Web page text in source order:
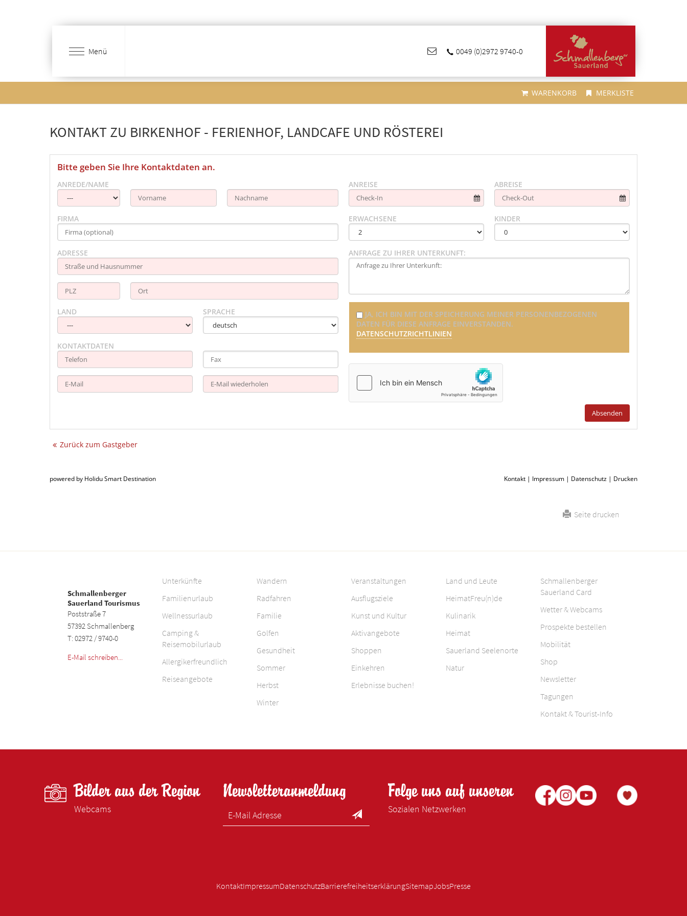
Menü 0049 (0)2972 9740-0
WARENKORB MERKLISTE
KONTAKT ZU BIRKENHOF - FERIENHOF, LANDCAFE UND RÖSTEREI
Bitte geben Sie Ihre Kontaktdaten an.
ANREDE/NAME
FIRMA
ADRESSE
LAND SPRACHE
KONTAKTDATEN
ANREISE ABREISE
ERWACHSENE KINDER
ANFRAGE ZU IHRER UNTERKUNFT:
JA, ICH BIN MIT DER SPEICHERUNG MEINER PERSONENBEZOGENEN
DATEN FÜR DIESE ANFRAGE EINVERSTANDEN.
DATENSCHUTZRICHTLINIEN
Zurück zum Gastgeber
Kontakt | Impressum | Datenschutz | Drucken
powered by Holidu Smart Destination
Seite drucken
Schmallenberger
Sauerland Tourismus
Poststraße 7
57392 Schmallenberg
T: 02972 / 9740-0
E-Mail schreiben...
Unterkünfte
Familienurlaub
Wellnessurlaub
Camping &
Reisemobilurlaub
Allergikerfreundlich
Reiseangebote
Wandern
Radfahren
Familie
Golfen
Gesundheit
Sommer
Herbst
Winter
Veranstaltungen
Ausflugsziele
Kunst und Kultur
Aktivangebote
Shoppen
Einkehren
Erlebnisse buchen!
Land und Leute
HeimatFreu(n)de
Kulinarik
Heimat
Sauerland Seelenorte
Natur
Schmallenberger
Sauerland Card
Wetter & Webcams
Prospekte bestellen
Mobilität
Shop
Newsletter
Tagungen
Kontakt & Tourist-Info
Bilder aus der Region
Webcams
Newsletteranmeldung Folge uns auf unseren
Sozialen Netzwerken
KontaktImpressumDatenschutzBarrierefreiheitserklärungSitemapJobsPresse